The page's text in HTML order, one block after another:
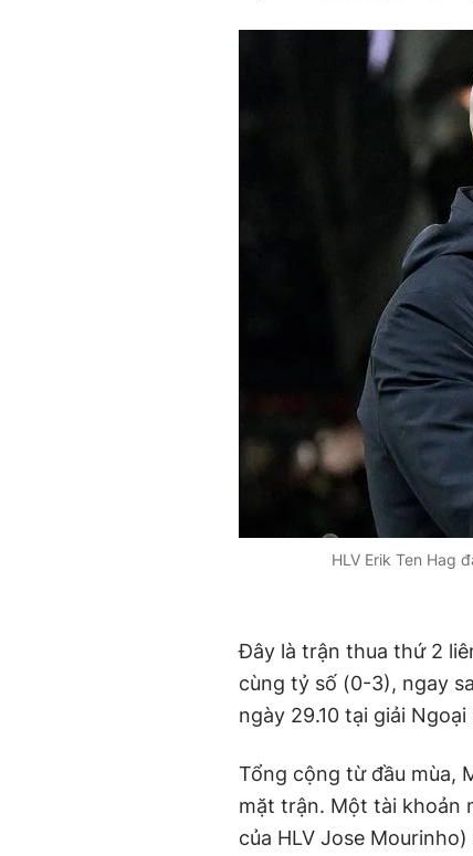
HLV Erik Ten Hag
Đây là trận thua thứ 2
cùng tỷ số (0-3), ngay
ngày 29.10 tại giải
Tổng cộng từ đầu mùa,
mặt trận. Một tài khoản
của HLV Jose